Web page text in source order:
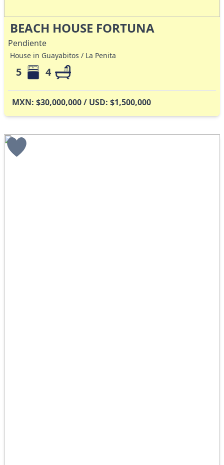
BEACH HOUSE FORTUNA
Pendiente
House in Guayabitos / La Penita
5 4
MXN: $30,000,000 / USD: $1,500,000